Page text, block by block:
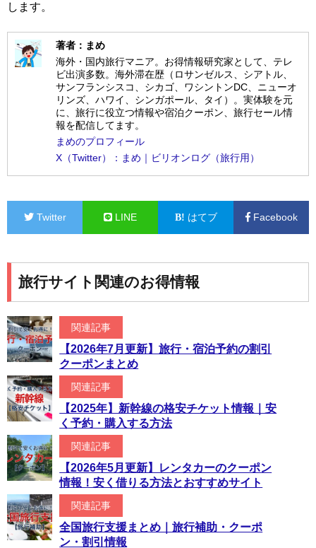
します。
著者：まめ
海外・国内旅行マニア。お得情報研究家として、テレ
ビ出演多数。海外滞在歴（ロサンゼルス、シアトル、
サンフランシスコ、シカゴ、ワシントンDC、ニューオ
リンズ、ハワイ、シンガポール、タイ）。実体験を元
に、旅行に役立つ情報や宿泊クーポン、旅行セール情
報を配信してます。
まめのプロフィール
X（Twitter）：まめ｜ビリオンログ（旅行用）
Twitter LINE はてブ Facebook
旅行サイト関連のお得情報
関連記事
【2026年7月更新】旅行・宿泊予約の割引
クーポンまとめ
関連記事
【2025年】新幹線の格安チケット情報｜安
く予約・購入する方法
関連記事
【2026年5月更新】レンタカーのクーポン
情報！安く借りる方法とおすすめサイト
関連記事
全国旅行支援まとめ｜旅行補助・クーポ
ン・割引情報